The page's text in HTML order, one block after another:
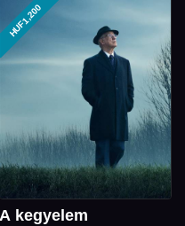
HUF1,200
A kegyelem